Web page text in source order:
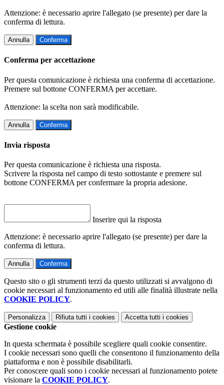
Attenzione: è necessario aprire l'allegato (se presente) per dare la
conferma di lettura.
Annulla Conferma
Conferma per accettazione
Per questa comunicazione è richiesta una conferma di accettazione.
Premere sul bottone CONFERMA per accettare.
Attenzione: la scelta non sarà modificabile.
Annulla Conferma
Invia risposta
Per questa comunicazione è richiesta una risposta.
Scrivere la risposta nel campo di testo sottostante e premere sul
bottone CONFERMA per confermare la propria adesione.
Inserire qui la risposta
Attenzione: è necessario aprire l'allegato (se presente) per dare la
conferma di lettura.
Annulla Conferma
Questo sito o gli strumenti terzi da questo utilizzati si avvalgono di
cookie necessari al funzionamento ed utili alle finalità illustrate nella
COOKIE POLICY.
Personalizza Rifiuta tutti i cookies Accetta tutti i cookies
Gestione cookie
In questa schermata è possibile scegliere quali cookie consentire.
I cookie necessari sono quelli che consentono il funzionamento della
piattaforma e non è possibile disabilitarli.
Per conoscere quali sono i cookie necessari al funzionamento potete
visionare la COOKIE POLICY.